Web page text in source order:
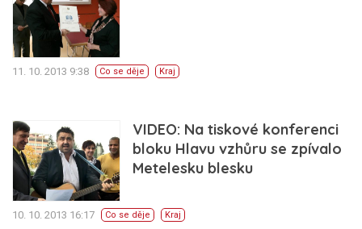
11. 10. 2013 9:38 Co se děje Kraj
VIDEO: Na tiskové konferenci
bloku Hlavu vzhůru se zpívalo
Metelesku blesku
10. 10. 2013 16:17 Co se děje Kraj